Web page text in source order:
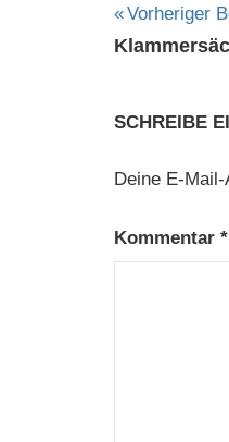
Vorheriger
SCHREIBE
Deine E-
Kommentar *